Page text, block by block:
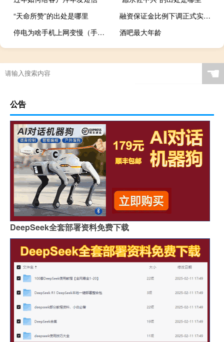
“天命所赞”的出处是哪里
融资保证金比例下调正式实施 或带来约4000亿元融资增量资金
停电为啥手机上网变慢（手机上网变慢）
酒吧最大年龄
☚
公告
DeepSeek全套部署资料免费下载